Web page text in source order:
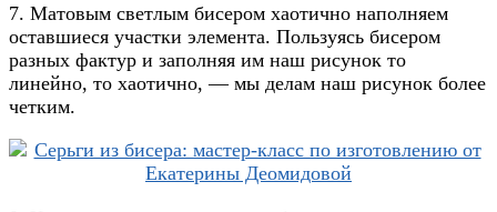
7. Матовым светлым бисером хаотично наполняем
оставшиеся участки элемента. Пользуясь бисером
разных фактур и заполняя им наш рисунок то
линейно, то хаотично, — мы делам наш рисунок более
четким.